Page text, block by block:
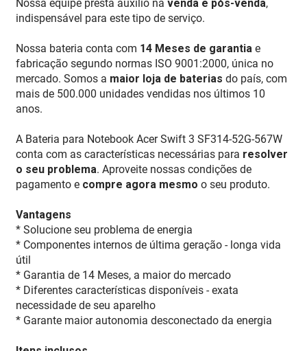
Nossa equipe presta auxílio na venda e pós-venda,
indispensável para este tipo de serviço.
Nossa bateria conta com 14 Meses de garantia e
fabricação segundo normas ISO 9001:2000, única no
mercado. Somos a maior loja de baterias do país, com
mais de 500.000 unidades vendidas nos últimos 10
anos.
A Bateria para Notebook Acer Swift 3 SF314-52G-567W
conta com as características necessárias para resolver
o seu problema. Aproveite nossas condições de
pagamento e compre agora mesmo o seu produto.
Vantagens
* Solucione seu problema de energia
* Componentes internos de última geração - longa vida
útil
* Garantia de 14 Meses, a maior do mercado
* Diferentes características disponíveis - exata
necessidade de seu aparelho
* Garante maior autonomia desconectado da energia